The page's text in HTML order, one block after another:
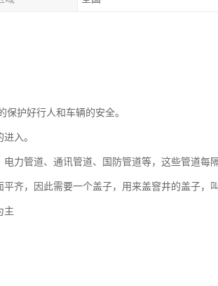
护好行人和车辆的安全。
入。
力管道、通讯管道、国防管道等，这些管道每
齐，因此需要一个盖子，用来盖窨井的盖子，叫
主